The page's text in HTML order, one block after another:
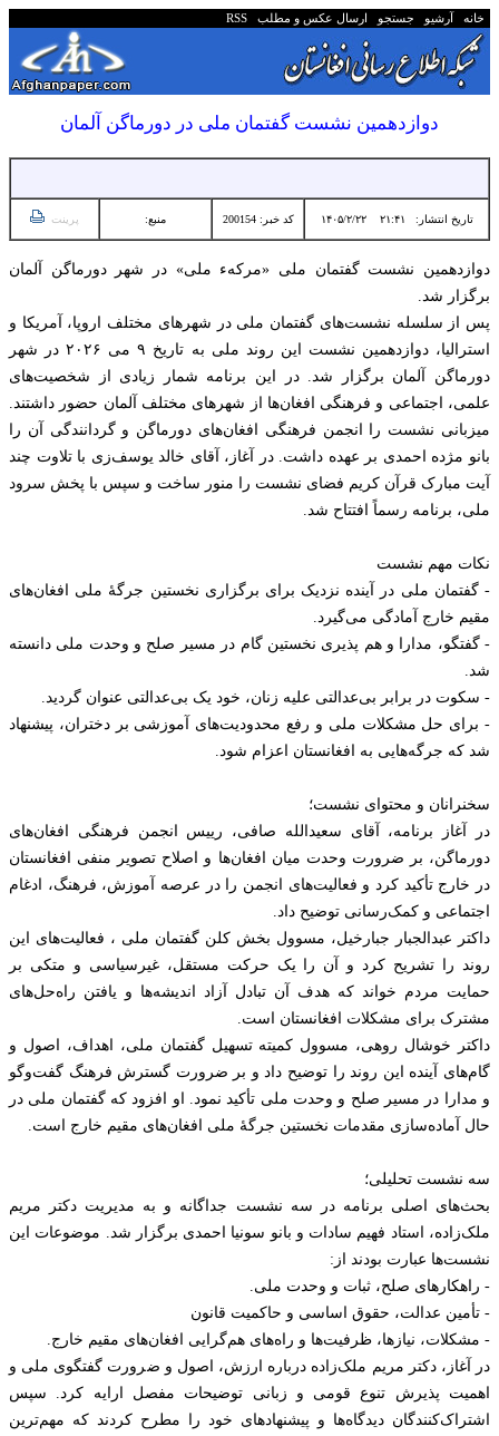
خانه آرشیو جستجو ارسال عکس و مطلب RSS
دوازدهمین نشست گفتمان ملی در دورماگن آلمان
تاریخ انتشار: ۲۱:۴۱ ۱۴۰۵/۲/۲۲ کد خبر: 200154 منبع: پرینت
دوازدهمین نشست گفتمان ملی «مرکهء ملی» در شهر دورماگن آلمان
برگزار شد.
پس از سلسله نشست‌های گفتمان ملی در شهرهای مختلف اروپا، آمریکا و
استرالیا، دوازدهمین نشست این روند ملی به تاریخ ۹ می ۲۰۲۶ در شهر
دورماگن آلمان برگزار شد. در این برنامه شمار زیادی از شخصیت‌های
علمی، اجتماعی و فرهنگی افغان‌ها از شهرهای مختلف آلمان حضور داشتند.
میزبانی نشست را انجمن فرهنگی افغان‌های دورماگن و گردانندگی آن را
بانو مژده احمدی بر عهده داشت. در آغاز، آقای خالد یوسف‌زی با تلاوت چند
آیت مبارک قرآن کریم فضای نشست را منور ساخت و سپس با پخش سرود
ملی، برنامه رسماً افتتاح شد.
نکات مهم نشست
- گفتمان ملی در آینده نزدیک برای برگزاری نخستین جرگهٔ ملی افغان‌های
مقیم خارج آمادگی می‌گیرد.
- گفتگو، مدارا و هم پذيری نخستین گام در مسیر صلح و وحدت ملی دانسته
شد.
- سکوت در برابر بی‌عدالتی علیه زنان، خود یک بی‌عدالتی عنوان گردید.
- برای حل مشکلات ملی و رفع محدودیت‌های آموزشی بر دختران، پیشنهاد
شد که جرگه‌هایی به افغانستان اعزام شود.
سخنرانان و محتوای نشست؛
در آغاز برنامه، آقای سعیدالله صافی، رییس انجمن فرهنگی افغان‌های
دورماگن، بر ضرورت وحدت میان افغان‌ها و اصلاح تصویر منفی افغانستان
در خارج تأکید کرد و فعالیت‌های انجمن را در عرصه آموزش، فرهنگ، ادغام
اجتماعی و کمک‌رسانی توضیح داد.
داکتر عبدالجبار جبارخیل، مسوول بخش کلن گفتمان ملی ، فعالیت‌های این
روند را تشریح کرد و آن را یک حرکت مستقل، غیرسیاسی و متکی بر
حمایت مردم خواند که هدف آن تبادل آزاد اندیشه‌ها و یافتن راه‌حل‌های
مشترک برای مشکلات افغانستان است.
داکتر خوشال روهی، مسوول کمیته تسهیل گفتمان ملی، اهداف، اصول و
گام‌های آینده این روند را توضیح داد و بر ضرورت گسترش فرهنگ گفت‌وگو
و مدارا در مسیر صلح و وحدت ملی تأکید نمود. او افزود که گفتمان ملی در
حال آماده‌سازی مقدمات نخستین جرگهٔ ملی افغان‌های مقیم خارج است.
سه نشست تحلیلی؛
بحث‌های اصلی برنامه در سه نشست جداگانه و به مدیریت دکتر مریم
ملک‌زاده، استاد فهیم سادات و بانو سونیا احمدی برگزار شد. موضوعات این
نشست‌ها عبارت بودند از:
- راهکارهای صلح، ثبات و وحدت ملی.
- تأمین عدالت، حقوق اساسی و حاکمیت قانون
- مشکلات، نیازها، ظرفیت‌ها و راه‌های هم‌گرایی افغان‌های مقیم خارج.
در آغاز، دکتر مریم ملک‌زاده درباره ارزش، اصول و ضرورت گفتگوی ملی و
اهمیت پذیرش تنوع قومی و زبانی توضیحات مفصل ارایه کرد. سپس
اشتراک‌کنندگان دیدگاه‌ها و پیشنهادهای خود را مطرح کردند که مهم‌ترین